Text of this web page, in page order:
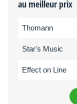
au meilleur prix
Thomann
Star's Music
Effect on Line